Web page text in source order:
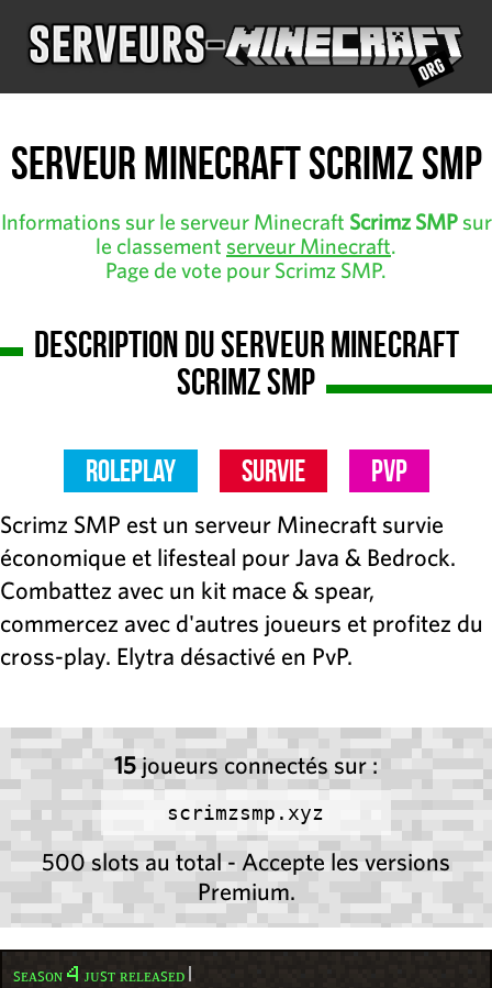
Serveur Minecraft Scrimz SMP
Informations sur le serveur Minecraft Scrimz SMPsur
le classement serveur Minecraft.
Page de vote pour Scrimz SMP.
Description du serveur Minecraft
Scrimz SMP
RolePlay Survie PvP
Scrimz SMP est un serveur Minecraft survie
économique et lifesteal pour Java & Bedrock.
Combattez avec un kit mace & spear,
commercez avec d'autres joueurs et profitez du
cross-play. Elytra désactivé en PvP.
15 joueurs connectés sur :
scrimzsmp.xyz
500 slots au total - Accepte les versions
Premium.
ꜱᴇᴀꜱᴏɴ 4 ᴊᴜꜱᴛ ʀᴇʟᴇᴀꜱᴇᴅ